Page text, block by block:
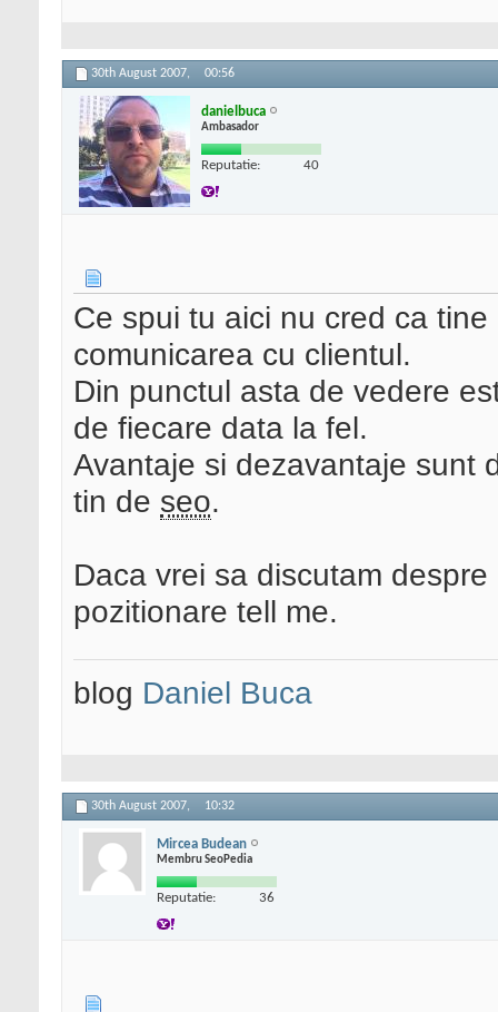
30th August 2007, 00:56
danielbuca
Ambasador
Reputatie: 40
Ce spui tu aici nu cred ca
comunicarea cu clientul.
Din punctul asta de vedere
de fiecare data la fel.
Avantaje si dezavantaje sunt
tin de seo.
Daca vrei sa discutam
pozitionare tell me.
blog Daniel Buca
30th August 2007, 10:32
Mircea Budean
Membru SeoPedia
Reputatie: 36